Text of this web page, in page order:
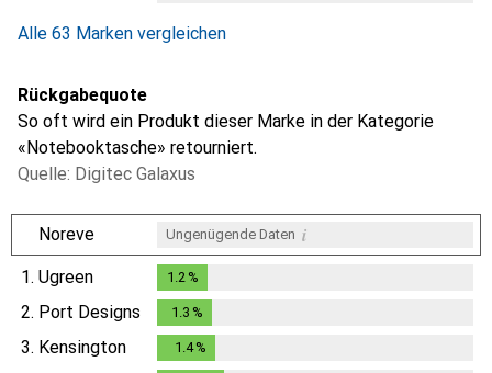
Alle 63 Marken vergleichen
Rückgabequote
So oft wird ein Produkt dieser Marke in der Kategorie
«Notebooktasche» retourniert.
Quelle: Digitec Galaxus
Noreve Ungenügende Daten i
1. Ugreen 1.2%
2. Port Designs 1.3 %
3. Kensington 1.4%